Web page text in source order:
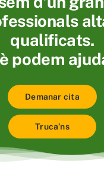
qualificats.
podem
Demanar cita
Truca’ns